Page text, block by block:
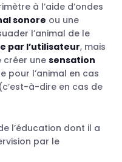
à l’aide d’ondes
sonore ou une
l’animal de le
par l’utilisateur, mais
créer une sensation
pour l’animal en cas
à-dire en cas de
l’éducation dont il a
par le